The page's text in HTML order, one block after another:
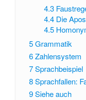
4.3
4.4 Die
4.5
5Grammatik
6Zahlensystem
7Sprachbeispiel
8Sprachfallen:
9Siehe auch